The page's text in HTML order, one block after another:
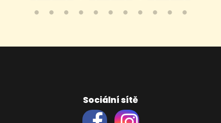
Sociální sítě